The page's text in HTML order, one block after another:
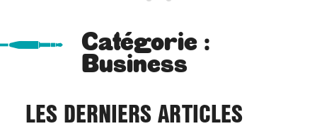
Catégorie :
Business
LES DERNIERS ARTICLES